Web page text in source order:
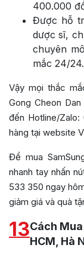
400.000
Được hỗ
dược sĩ,
chuyên
mắc 24/24.
Vậy mọi thắc
Gong Cheon
đến Hotline/
hàng tại website
Để mua
nhanh tay nhấn
533 350 ngay
giảm giá và quà
13Cách
HCM, Hà